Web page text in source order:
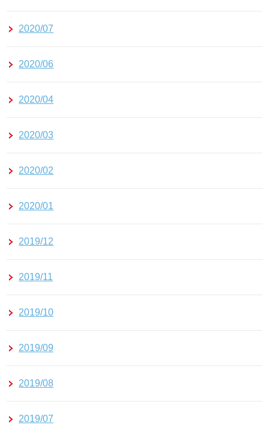
2020/07
2020/06
2020/04
2020/03
2020/02
2020/01
2019/12
2019/11
2019/10
2019/09
2019/08
2019/07